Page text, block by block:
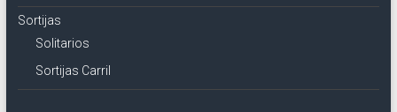
Sortijas
Solitarios
Sortijas Carril